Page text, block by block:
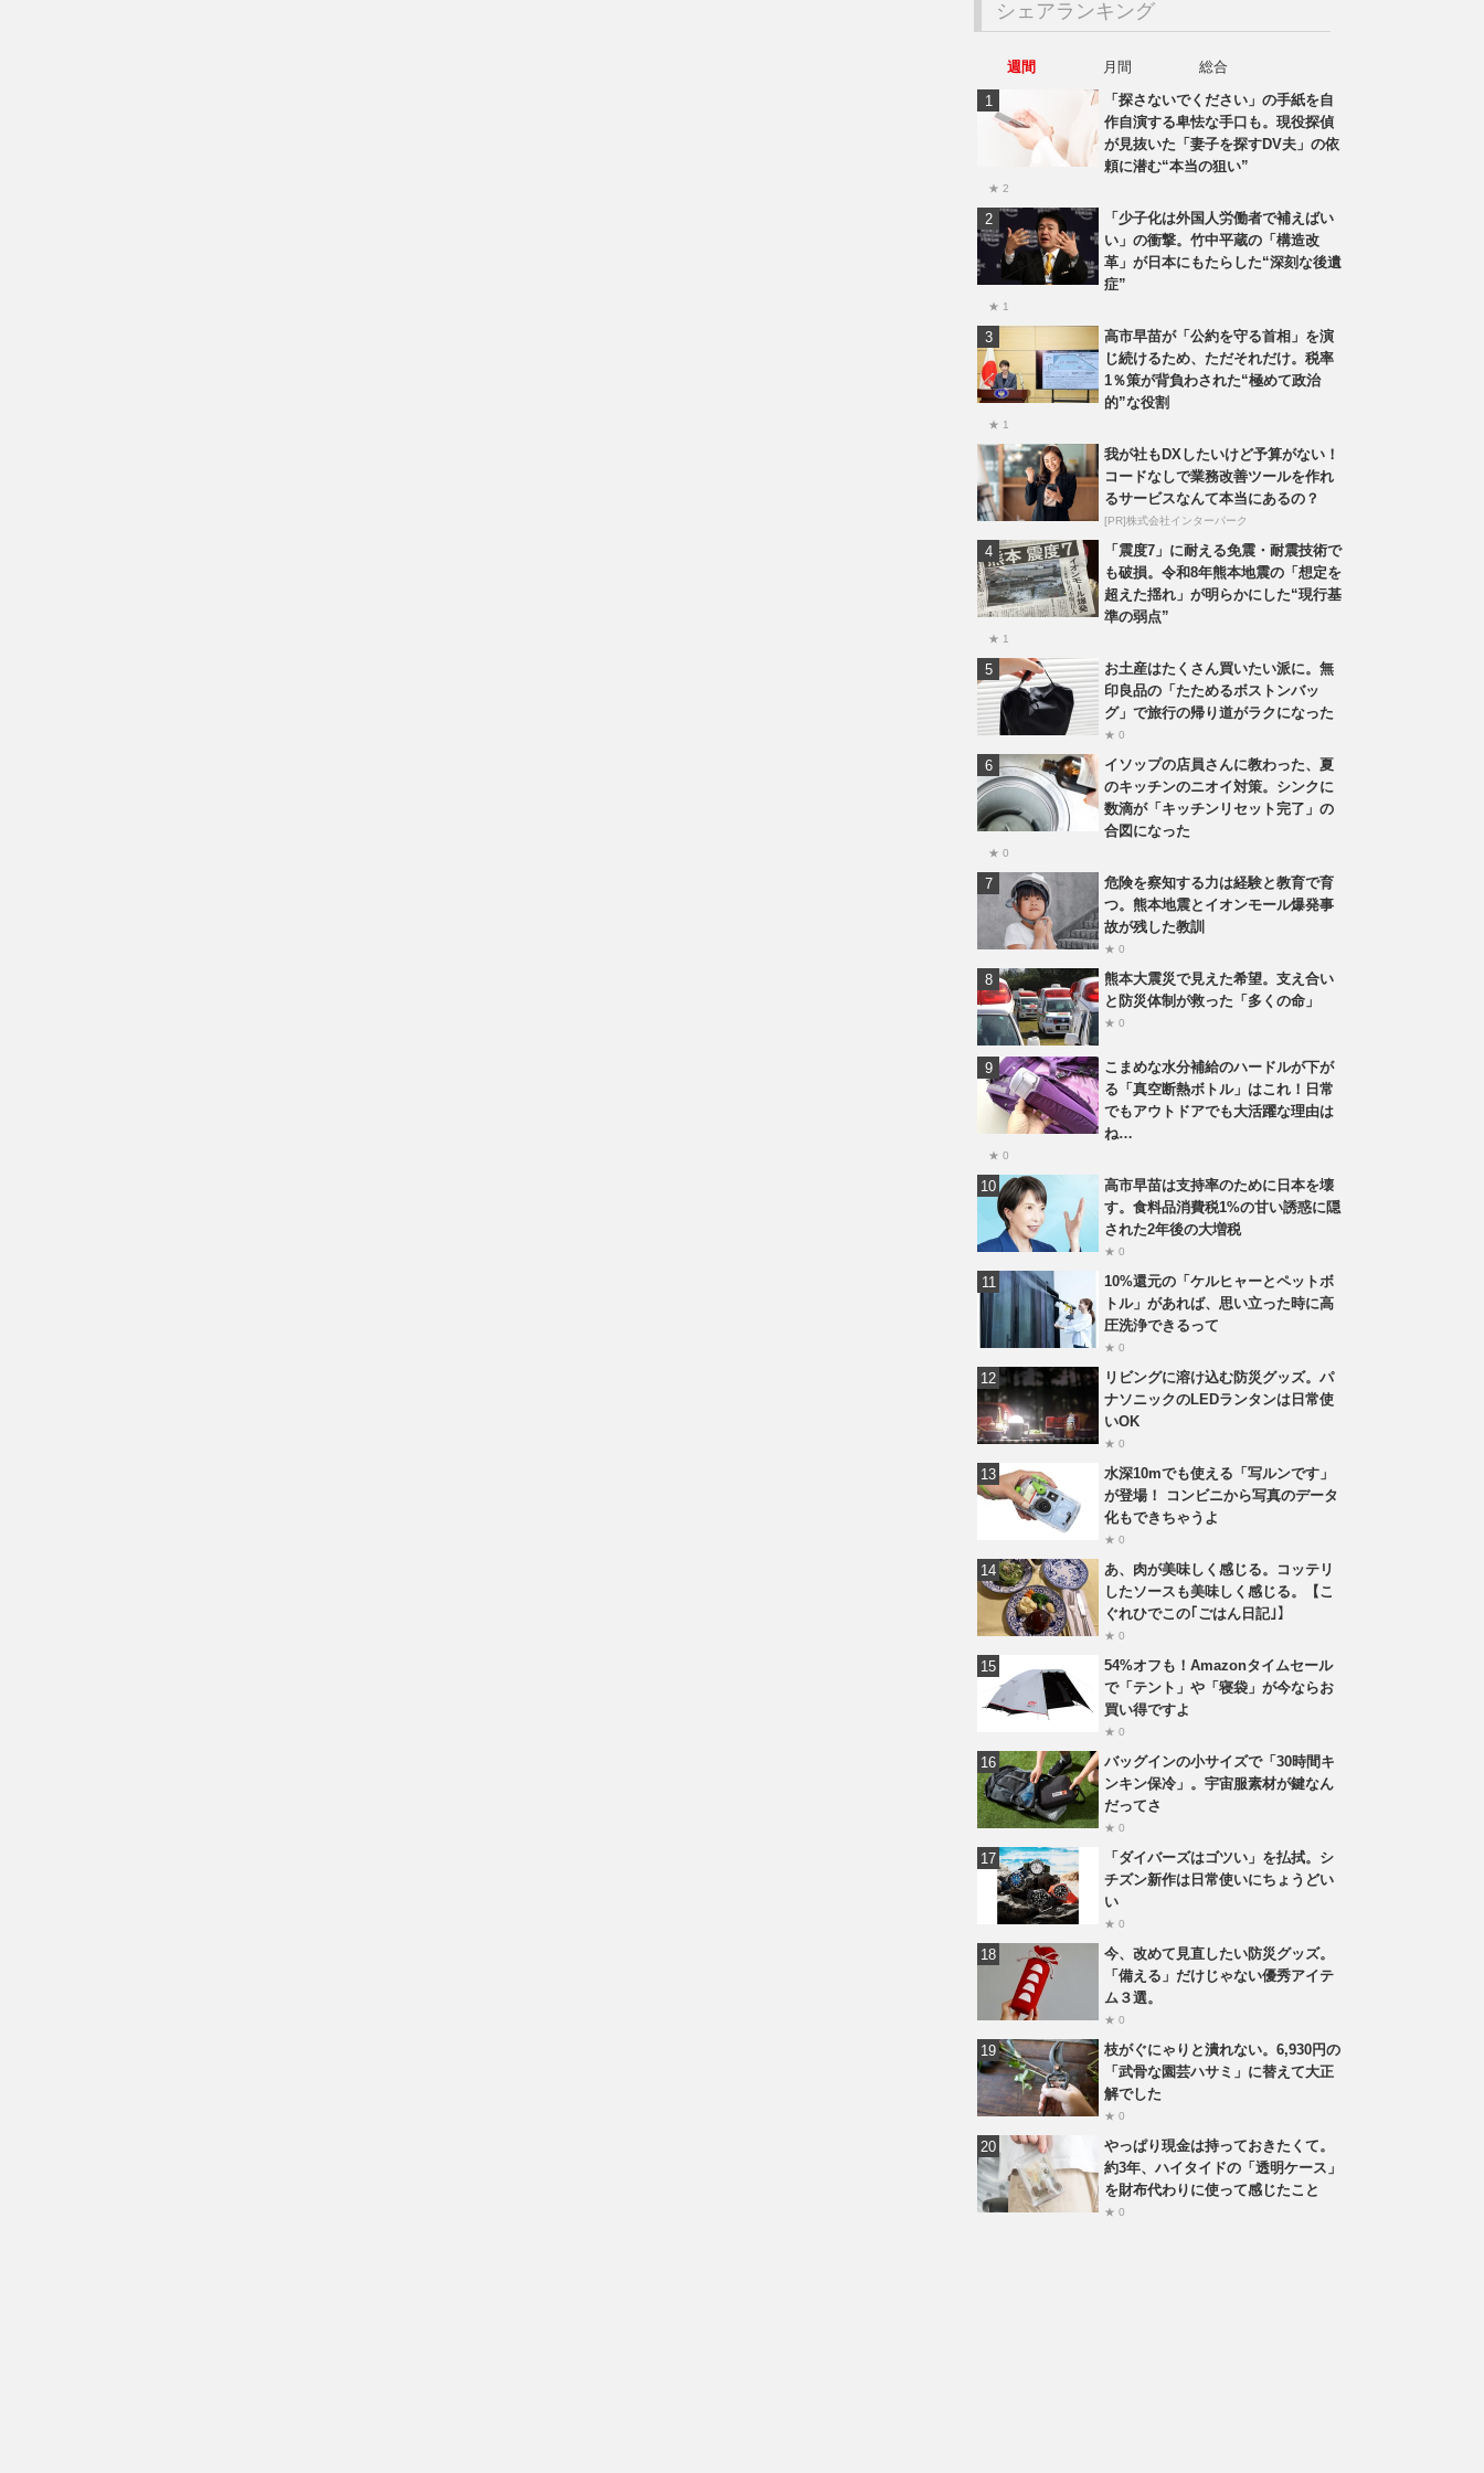
シェアランキング
週間 月間
総合
「探さないでください」の手紙を自
作自演する卑怯な手口も。現役探偵
が見抜いた「妻子を探すDV夫」の依
頼に潜む“本当の狙い”
★ 2
「少子化は外国人労働者で補えばい
い」の衝撃。竹中平蔵の「構造改
革」が日本にもたらした“深刻な後遺
症”
★ 1
高市早苗が「公約を守る首相」を演
じ続けるため、ただそれだけ。税率
1％策が背負わされた“極めて政治
的”な役割
★ 1
我が社もDXしたいけど予算がない！
コードなしで業務改善ツールを作れ
るサービスなんて本当にあるの？
[PR]株式会社インターパーク
「震度7」に耐える免震・耐震技術で
も破損。令和8年熊本地震の「想定を
超えた揺れ」が明らかにした“現行基
準の弱点”
★ 1
お土産はたくさん買いたい派に。無
印良品の「たためるボストンバッ
グ」で旅行の帰り道がラクになった
★ 0
イソップの店員さんに教わった、夏
のキッチンのニオイ対策。シンクに
数滴が「キッチンリセット完了」の
合図になった
★ 0
危険を察知する力は経験と教育で育
つ。熊本地震とイオンモール爆発事
故が残した教訓
★ 0
熊本大震災で見えた希望。支え合い
と防災体制が救った「多くの命」
★ 0
こまめな水分補給のハードルが下が
る「真空断熱ボトル」はこれ！日常
でもアウトドアでも大活躍な理由は
ね…
★ 0
高市早苗は支持率のために日本を壊
す。食料品消費税1%の甘い誘惑に隠
された2年後の大増税
★ 0
10%還元の「ケルヒャーとペットボ
トル」があれば、思い立った時に高
圧洗浄できるって
★ 0
リビングに溶け込む防災グッズ。パ
ナソニックのLEDランタンは日常使
いOK
★ 0
水深10mでも使える「写ルンです」
が登場！ コンビニから写真のデータ
化もできちゃうよ
★ 0
あ、肉が美味しく感じる。コッテリ
したソースも美味しく感じる。【こ
ぐれひでこの｢ごはん日記｣】
★ 0
54%オフも！Amazonタイムセール
で「テント」や「寝袋」が今ならお
買い得ですよ
★ 0
バッグインの小サイズで「30時間キ
ンキン保冷」。宇宙服素材が鍵なん
だってさ
★ 0
「ダイバーズはゴツい」を払拭。シ
チズン新作は日常使いにちょうどい
い
★ 0
今、改めて見直したい防災グッズ。
「備える」だけじゃない優秀アイテ
ム３選。
★ 0
枝がぐにゃりと潰れない。6,930円の
「武骨な園芸ハサミ」に替えて大正
解でした
★ 0
やっぱり現金は持っておきたくて。
約3年、ハイタイドの「透明ケース」
を財布代わりに使って感じたこと
★ 0